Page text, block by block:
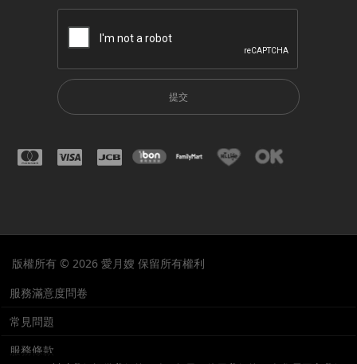
提交
版權所有 © 2026 愛月嫂 保留所有權利
服務滿意度問卷
常見問題
服務條款